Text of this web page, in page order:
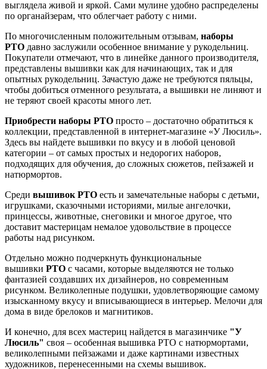
выглядела живой и яркой. Сами мулине удобно распределены
по органайзерам, что облегчает работу с ними.
По многочисленным положительным отзывам, наборы
РТО давно заслужили особенное внимание у рукодельниц.
Покупатели отмечают, что в линейке данного производителя,
представлены вышивки как для начинающих, так и для
опытных рукодельниц. Зачастую даже не требуются пяльцы,
чтобы добиться отменного результата, а вышивки не линяют и
не теряют своей красоты много лет.
Приобрести наборы РТО просто – достаточно обратиться к
коллекции, представленной в интернет-магазине «У Люсиль».
Здесь вы найдете вышивки по вкусу и в любой ценовой
категории – от самых простых и недорогих наборов,
подходящих для обучения, до сложных сюжетов, пейзажей и
натюрмортов.
Среди вышивок РТО есть и замечательные наборы с детьми,
игрушками, сказочными историями, милые ангелочки,
принцессы, животные, снеговики и многое другое, что
доставит мастерицам немалое удовольствие в процессе
работы над рисунком.
Отдельно можно подчеркнуть функциональные
вышивки РТО с часами, которые выделяются не только
фантазией создавших их дизайнеров, но современным
рисунком. Великолепные подушки, удовлетворяющие самому
изысканному вкусу и вписывающиеся в интерьер. Мелочи для
дома в виде брелоков и магнитиков.
И конечно, для всех мастериц найдется в магазинчике "У
Люсиль" своя – особенная вышивка РТО с натюрмортами,
великолепными пейзажами и даже картинами известных
художников, перенесенными на схемы вышивок.